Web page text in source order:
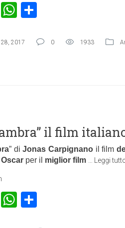
TwitterWhatsApp
28, 2017 0 1933
il film
” diJonas Carpignano il film
per il miglior film Leggi
TwitterWhatsApp